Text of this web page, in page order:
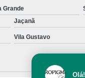
Tratamento para
Tratamento
Grande
Jaçanã
Vila Gustavo